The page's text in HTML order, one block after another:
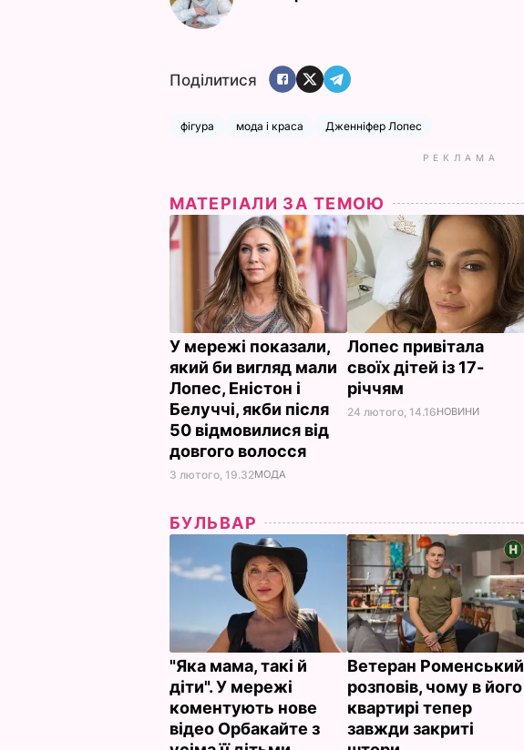
Поділитися
фігура мода і краса Дженніфер Лопес
РЕКЛАМА
МАТЕРІАЛИ ЗА ТЕМОЮ
У мережі показали,
який би вигляд мали
Лопес, Еністон і
Белуччі, якби після
50 відмовилися від
довгого волосся
3 лютого, 19.32МОДА
Лопес привітала
своїх дітей із 17-
річчям
24 лютого, 14.16НОВИНИ
БУЛЬВАР
"Яка мама, такі й
діти". У мережі
коментують нове
відео Орбакайте з
Ветеран Роменський
розповів, чому в його
квартирі тепер
завжди закриті